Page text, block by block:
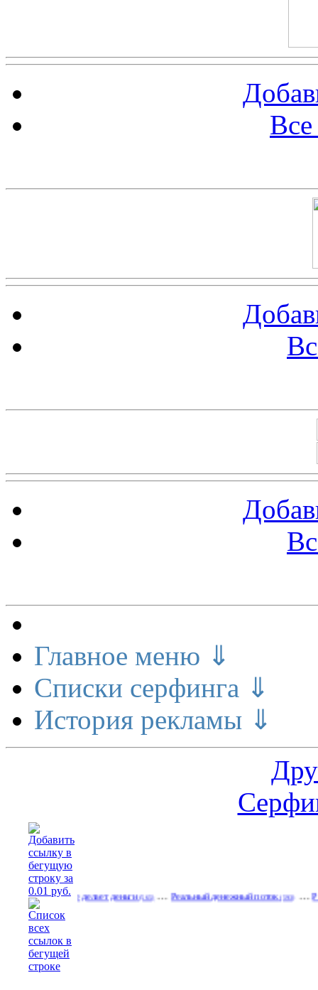
Главное меню ⇓
Списки серфинга ⇓
История рекламы ⇓
делает деньги(565)…Реальный денежный поток(593)…